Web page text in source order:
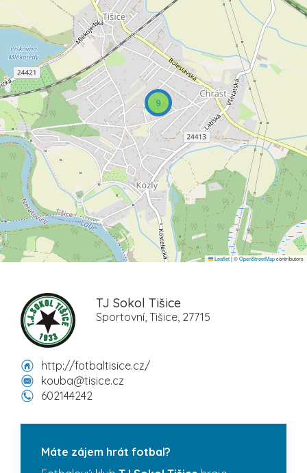
9
Leaflet|©OpenStreetMapcontributors
TJ Sokol Tišice
Sportovní, Tišice, 27715
http://fotbaltisice.cz/
kouba@tisice.cz
602144242
Máte zájem hrát fotbal?